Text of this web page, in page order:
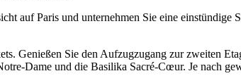
auf Paris und unternehmen Sie eine einstündige
Genießen Sie den Aufzugzugang zur zweiten
Dame und die Basilika Sacré-Cœur. Je nach